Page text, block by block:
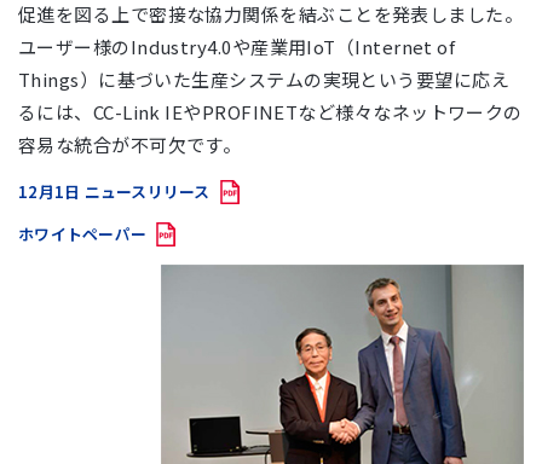
促進を図る上で密接な協力関係を結ぶことを発表しました。
ユーザー様のIndustry4.0や産業用IoT（Internet of
Things）に基づいた生産システムの実現という要望に応え
るには、CC-Link IEやPROFINETなど様々なネットワークの
容易な統合が不可欠です。
12月1日 ニュースリリース
ホワイトペーパー